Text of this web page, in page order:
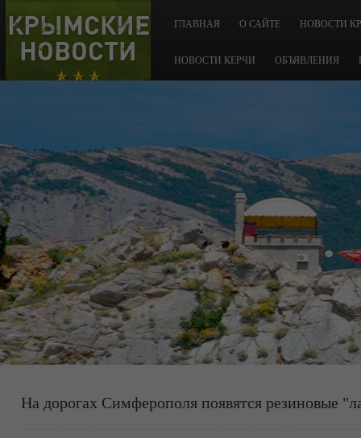
КРЫМСКИЕ
НОВОСТИ
ГЛАВНАЯ О САЙТЕ НОВОСТИ
НОВОСТИ КЕРЧИ ОБЪЯВЛЕНИЯ
На дорогах Симферополя появятся резиновые